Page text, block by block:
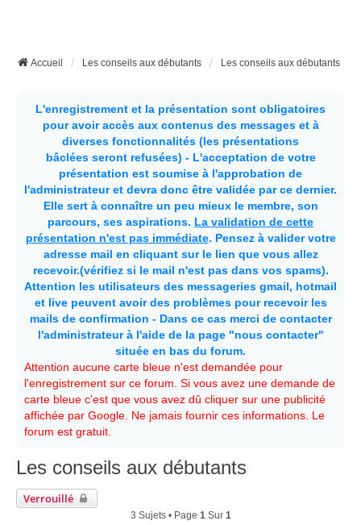
Accueil Les conseils aux débutants Les conseils aux débutants
L'enregistrement et la présentation sont obligatoires
pour avoir accès aux contenus des messages et à
diverses fonctionnalités (les présentations
bâclées seront refusées) - L'acceptation de votre
présentation est soumise à l'approbation de
l'administrateur et devra donc être validée par ce dernier.
Elle sert à connaître un peu mieux le membre, son
parcours, ses aspirations. La validation de cette
présentation n'est pas immédiate. Pensez à valider votre
adresse mail en cliquant sur le lien que vous allez
recevoir.(vérifiez si le mail n'est pas dans vos spams).
Attention les utilisateurs des messageries gmail, hotmail
et live peuvent avoir des problèmes pour recevoir les
mails de confirmation - Dans ce cas merci de contacter
l'administrateur à l'aide de la page "nous contacter"
située en bas du forum.
Attention aucune carte bleue n'est demandée pour
l'enregistrement sur ce forum. Si vous avez une demande de
carte bleue c'est que vous avez dû cliquer sur une publicité
affichée par Google. Ne jamais fournir ces informations. Le
forum est gratuit.
Les conseils aux débutants
Verrouillé
3 Sujets • Page 1Sur 1